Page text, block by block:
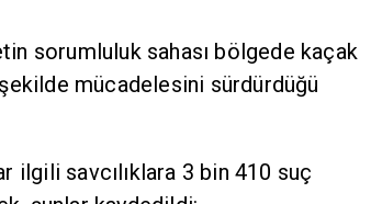
sorumluluk sahası bölgede kaçak
mücadelesini sürdürdüğü
ilgili savcılıklara 3 bin 410 suç